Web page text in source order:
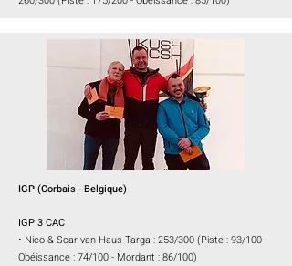
IGP(Corbais- Belgique)
IGP 3 CAC
• Nico & Scar van Haus Targa : 253/300 (Piste : 93/100 -
Obéissance : 74/100 - Mordant : 86/100)